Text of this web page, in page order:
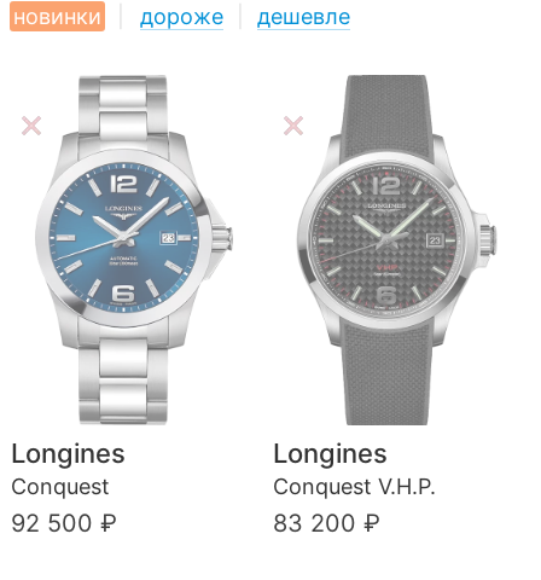
новинки
дороже дешевле
Longines
Conquest
92 500 ₽
Longines
Conquest V.H.P.
83 200 ₽